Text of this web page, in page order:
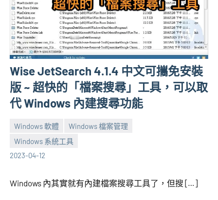
Wise JetSearch 4.1.4 中文可攜免安裝
版 ~ 超快的「檔案搜尋」工具，可以取
代 Windows 內建搜尋功能
Windows 軟體
Windows 檔案管理
Windows 系統工具
2023-04-12
張
海
No
comments
Windows 內其實就有內建檔案搜尋工具了，但搜 […]